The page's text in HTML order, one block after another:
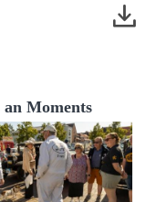
Moments